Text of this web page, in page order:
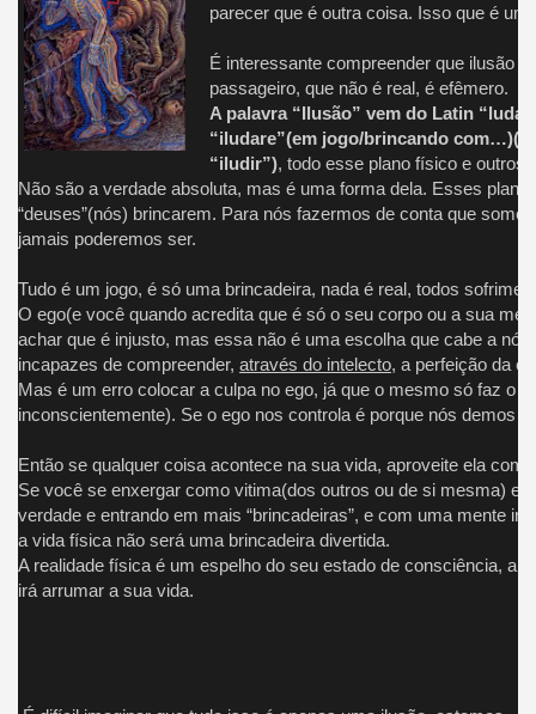
parecer que é outra coisa. Isso que é
É interessante compreender que ilusão
passageiro, que não é real, é efêmero.
A palavra “Ilusão” vem do Latin
“iludare”(em jogo/brincando
“iludir”), todo esse plano físico e outros
Não são a verdade absoluta, mas é uma forma dela. Esses
“deuses”(nós) brincarem. Para nós fazermos de conta que
jamais poderemos ser.
Tudo é um jogo, é só uma brincadeira, nada é real, todos
O ego(e você quando acredita que é só o seu corpo ou a sua
achar que é injusto, mas essa não é uma escolha que cabe a
incapazes de compreender, através do intelecto, a perfeição da
Mas é um erro colocar a culpa no ego, já que o mesmo só faz o
inconscientemente). Se o ego nos controla é porque nós demos
Então se qualquer coisa acontece na sua vida, aproveite ela
Se você se enxergar como vitima(dos outros ou de si mesma)
verdade e entrando em mais “brincadeiras”, e com uma mente
a vida física não será uma brincadeira divertida.
A realidade física é um espelho do seu estado de consciência,
irá arrumar a sua vida.